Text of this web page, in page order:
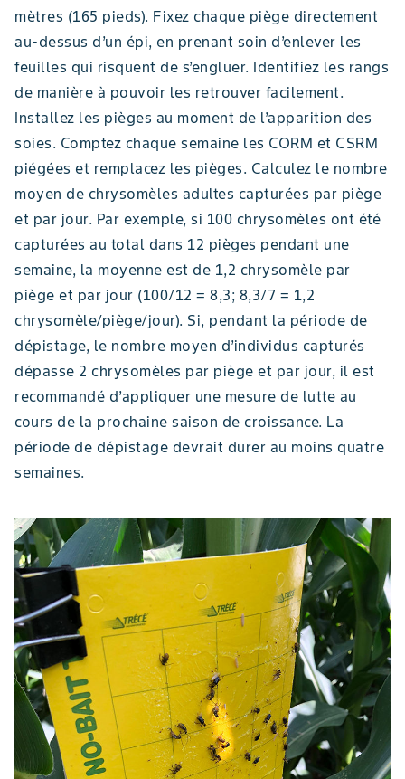
mètres (165 pieds). Fixez chaque piège directement
au-dessus d’un épi, en prenant soin d’enlever les
feuilles qui risquent de s’engluer. Identifiez les rangs
de manière à pouvoir les retrouver facilement.
Installez les pièges au moment de l’apparition des
soies. Comptez chaque semaine les CORM et CSRM
piégées et remplacez les pièges. Calculez le nombre
moyen de chrysomèles adultes capturées par piège
et par jour. Par exemple, si 100 chrysomèles ont été
capturées au total dans 12 pièges pendant une
semaine, la moyenne est de 1,2 chrysomèle par
piège et par jour (100/12 = 8,3; 8,3/7 = 1,2
chrysomèle/piège/jour). Si, pendant la période de
dépistage, le nombre moyen d’individus capturés
dépasse 2 chrysomèles par piège et par jour, il est
recommandé d’appliquer une mesure de lutte au
cours de la prochaine saison de croissance. La
période de dépistage devrait durer au moins quatre
semaines.